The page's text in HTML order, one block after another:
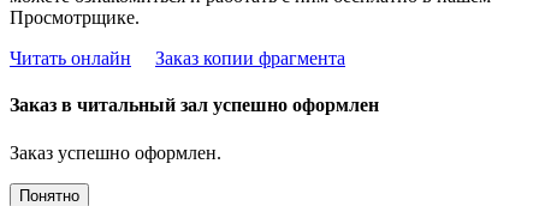
Просмотрщике.
Читать онлайн
Заказ копии фрагмента
Заказ в читальный зал успешно оформлен
Заказ успешно оформлен.
Понятно